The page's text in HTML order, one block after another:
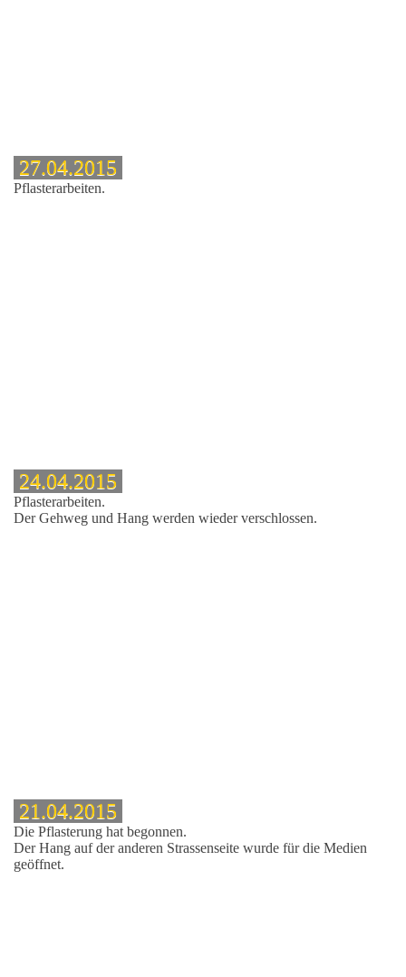
27.04.2015
Pflasterarbeiten.
24.04.2015
Pflasterarbeiten.
Der Gehweg und Hang werden wieder verschlossen.
21.04.2015
Die Pflasterung hat begonnen.
Der Hang auf der anderen Strassenseite wurde für die Medien
geöffnet.